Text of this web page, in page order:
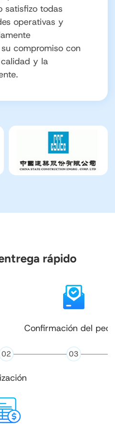
eficazmente
nuestro equipo, a
idioma, fue
03
Confirmación del